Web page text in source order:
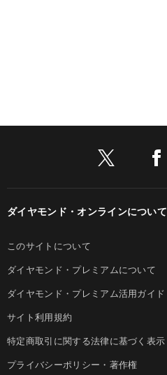
ダイヤモンド・オンラインについて
このサイトについて
ダイヤモンド・プレミアムについて
ダイヤモンド・プレミアム活用ガイド
サイト利用規約
特定商取引に関する法律に基づく表示
プライバシーポリシー・著作権